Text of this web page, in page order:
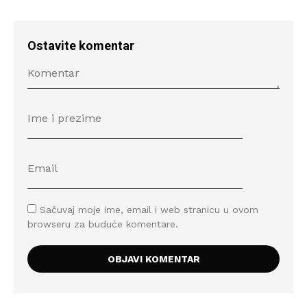
Ostavite komentar
Sačuvaj moje ime, email i web stranicu u ovom
browseru za buduće komentare.